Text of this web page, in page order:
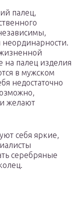
палец,
палец изделия
в мужском
недостаточно
желают
себя яркие,
серебряные